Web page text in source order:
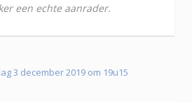
een echte aanrader.
3 december 2019 om 19u15